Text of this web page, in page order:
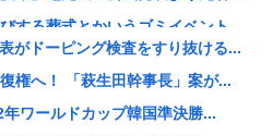
する葬式とかいうゴミイベント...
ら学校に預けられ放課後も夜...
、活動休止。
りにXを更新！その内容が...
がドーピング検査をすり抜ける...
権へ！ 「萩生田幹事長」案が...
ワールドカップ韓国準決勝...